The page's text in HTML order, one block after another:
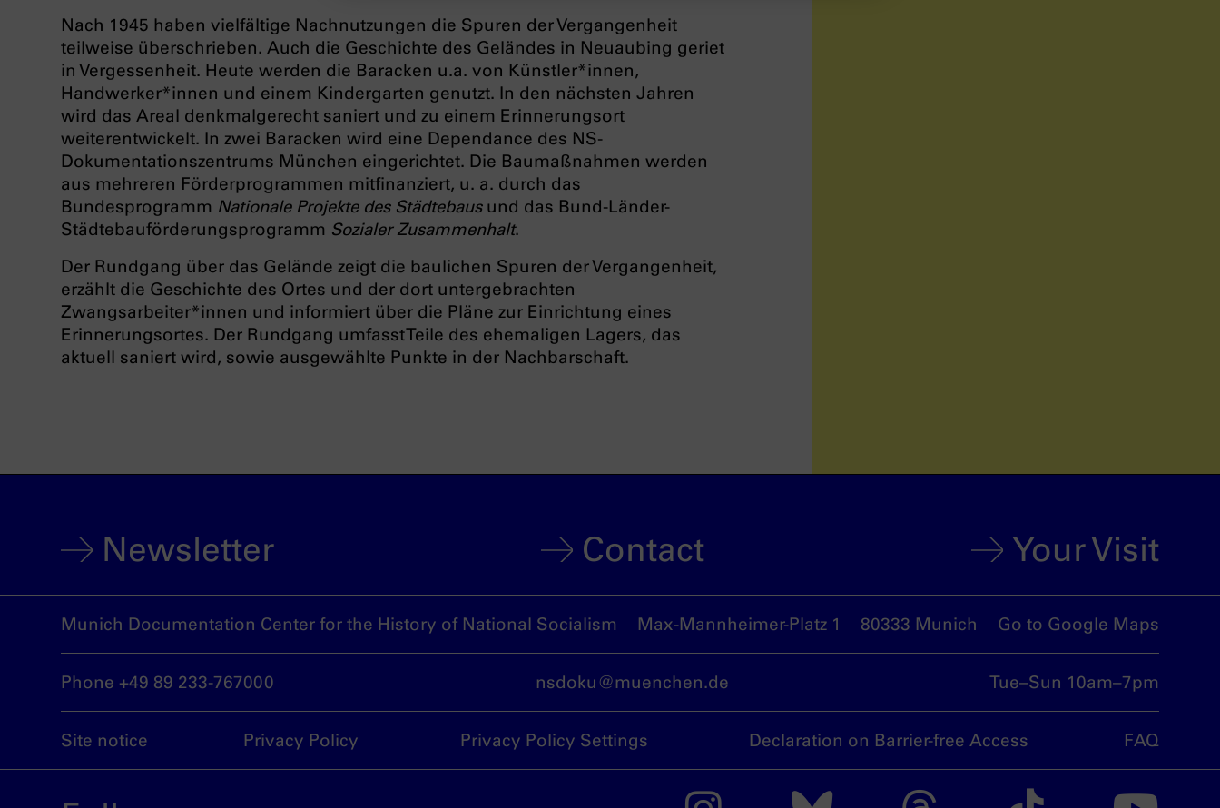
Nach 1945 haben vielfältige Nachnutzungen die Spuren der Vergangenheit
teilweise überschrieben. Auch die Geschichte des Geländes in Neuaubing geriet
in Vergessenheit. Heute werden die Baracken u.a. von Künstler*innen,
Handwerker*innen und einem Kindergarten genutzt. In den nächsten Jahren
wird das Areal denkmalgerecht saniert und zu einem Erinnerungsort
weiterentwickelt. In zwei Baracken wird eine Dependance des NS-
Dokumentationszentrums München eingerichtet. Die Baumaßnahmen werden
aus mehreren Förderprogrammen mitfinanziert, u. a. durch das
Bundesprogramm Nationale Projekte des Städtebausund das Bund-Länder-
Städtebauförderungsprogramm Sozialer Zusammenhalt.
Der Rundgang über das Gelände zeigt die baulichen Spuren der Vergangenheit,
erzählt die Geschichte des Ortes und der dort untergebrachten
Zwangsarbeiter*innen und informiert über die Pläne zur Einrichtung eines
Erinnerungsortes. Der Rundgang umfasst Teile des ehemaligen Lagers, das
aktuell saniert wird, sowie ausgewählte Punkte in der Nachbarschaft.
Newsletter Contact Your Visit
Munich Documentation Center for the History of National Socialism Max-Mannheimer-Platz 1 80333 Munich Go to Google Maps
Phone +49 89 233-767000 nsdoku@muenchen.de Tue–Sun 10am–7pm
Site notice Privacy Policy Privacy Policy Settings Declaration on Barrier-free Access FAQ